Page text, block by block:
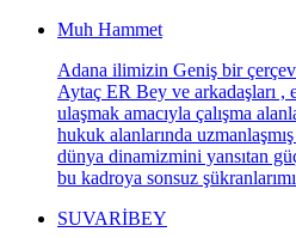
Muh Hammet
Adana ilimizin Geniş bir
Aytaç ER Bey ve arkadaşları ,
ulaşmak amacıyla çalışma
hukuk alanlarında
dünya dinamizmini yansıtan
bu kadroya sonsuz
SUVARİBEY